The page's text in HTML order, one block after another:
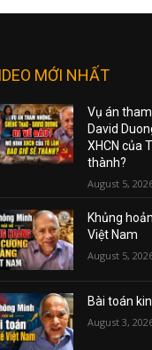
MỚI NHẤT
Vụ án
David
XHCN của
thành?
August 5,
Khủng
Việt Nam
August 5,
Bài toán
August 3,